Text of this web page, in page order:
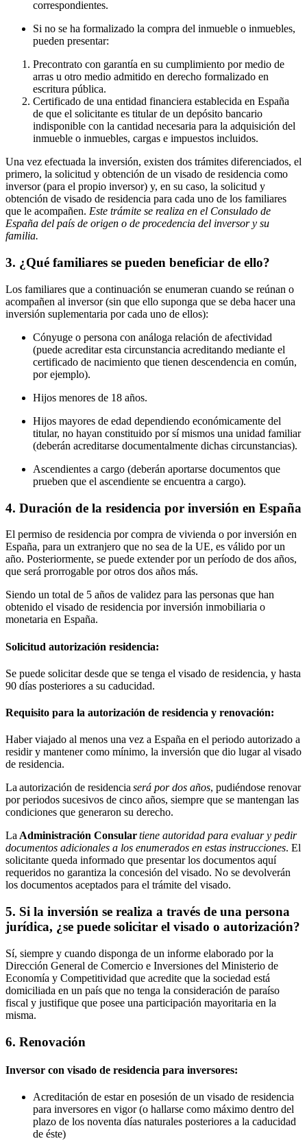
correspondientes.
Si no se ha formalizado la compra del inmueble o inmuebles,
pueden presentar:
Precontrato con garantía en su cumplimiento por medio de
arras u otro medio admitido en derecho formalizado en
escritura pública.
Certificado de una entidad financiera establecida en España
de que el solicitante es titular de un depósito bancario
indisponible con la cantidad necesaria para la adquisición del
inmueble o inmuebles, cargas e impuestos incluidos.
Una vez efectuada la inversión, existen dos trámites diferenciados, el
primero, la solicitud y obtención de un visado de residencia como
inversor (para el propio inversor) y, en su caso, la solicitud y
obtención de visado de residencia para cada uno de los familiares
que le acompañen. Este trámite se realiza en el Consulado de
España del país de origen o de procedencia del inversor y su
familia.
3. ¿Qué familiares se pueden beneficiar de ello?
Los familiares que a continuación se enumeran cuando se reúnan o
acompañen al inversor (sin que ello suponga que se deba hacer una
inversión suplementaria por cada uno de ellos):
Cónyuge o persona con análoga relación de afectividad
(puede acreditar esta circunstancia acreditando mediante el
certificado de nacimiento que tienen descendencia en común,
por ejemplo).
Hijos menores de 18 años.
Hijos mayores de edad dependiendo económicamente del
titular, no hayan constituido por sí mismos una unidad familiar
(deberán acreditarse documentalmente dichas circunstancias).
Ascendientes a cargo (deberán aportarse documentos que
prueben que el ascendiente se encuentra a cargo).
4. Duración de la residencia por inversión en España
El permiso de residencia por compra de vivienda o por inversión en
España, para un extranjero que no sea de la UE, es válido por un
año. Posteriormente, se puede extender por un período de dos años,
que será prorrogable por otros dos años más.
Siendo un total de 5 años de validez para las personas que han
obtenido el visado de residencia por inversión inmobiliaria o
monetaria en España.
Solicitud autorización residencia:
Se puede solicitar desde que se tenga el visado de residencia, y hasta
90 días posteriores a su caducidad.
Requisito para la autorización de residencia y renovación:
Haber viajado al menos una vez a España en el periodo autorizado a
residir y mantener como mínimo, la inversión que dio lugar al visado
de residencia.
La autorización de residencia será por dos años, pudiéndose renovar
por periodos sucesivos de cinco años, siempre que se mantengan las
condiciones que generaron su derecho.
La Administración Consulartiene autoridad para evaluar y pedir
documentos adicionales a los enumerados en estas instrucciones. El
solicitante queda informado que presentar los documentos aquí
requeridos no garantiza la concesión del visado. No se devolverán
los documentos aceptados para el trámite del visado.
5. Si la inversión se realiza a través de una persona
jurídica, ¿se puede solicitar el visado o autorización?
Sí, siempre y cuando disponga de un informe elaborado por la
Dirección General de Comercio e Inversiones del Ministerio de
Economía y Competitividad que acredite que la sociedad está
domiciliada en un país que no tenga la consideración de paraíso
fiscal y justifique que posee una participación mayoritaria en la
misma.
6. Renovación
Inversor con visado de residencia para inversores:
Acreditación de estar en posesión de un visado de residencia
para inversores en vigor (o hallarse como máximo dentro del
plazo de los noventa días naturales posteriores a la caducidad
de éste)